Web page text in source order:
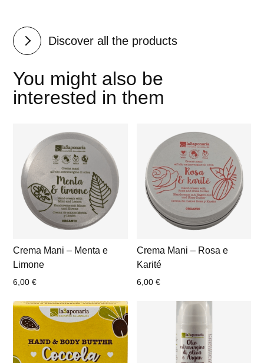
You might also be
interested in them
Discover all the products
Crema Mani – Menta e
Limone
6,00€
Crema Mani – Rosa e
Karité
6,00 €